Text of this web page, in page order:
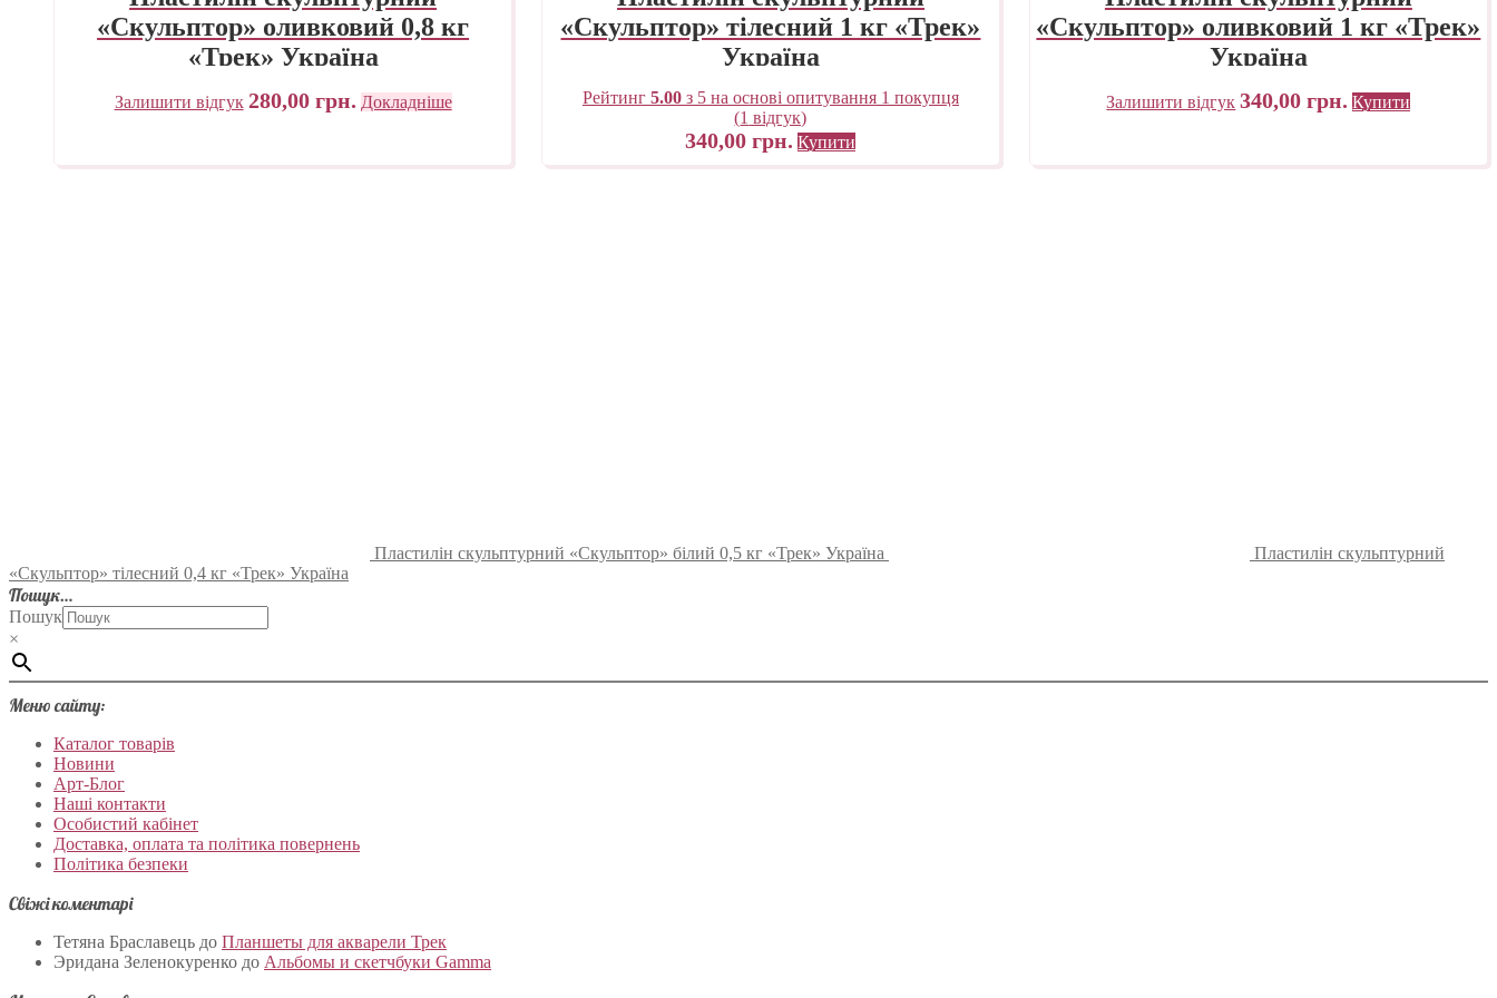
«Скульптор» оливковий 0,8 кг
«Трек» Україна
Залишити відгук 280,00 грн. Докладніше
«Скульптор» тілесний 1 кг «Трек»
Україна
Рейтинг 5.00з 5 на основі опитування 1 покупця
(1 відгук)
340,00грн. Купити
«Скульптор» оливковий 1 кг «Трек»
Україна
Залишити відгук 340,00грн. Купити
Пластилін скульптурний «Скульптор» білий 0,5 кг «Трек» Україна
Пластилін скульптурний
«Скульптор» тілесний 0,4 кг «Трек» Україна
Пошук…
Пошук
×
Меню сайту:
Каталог товарів
Новини
Арт-Блог
Наші контакти
Особистий кабінет
Доставка, оплата та політика повернень
Політика безпеки
Свіжі коментарі
Тетяна Браславець до Планшеты для акварели Трек
Эридана Зеленокуренко до Альбомы и скетчбуки Gamma